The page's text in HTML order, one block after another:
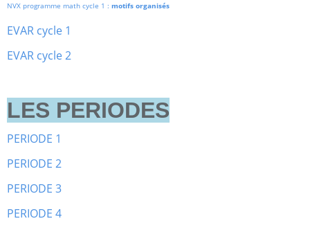
NVX programme math cycle 1 : motifs organisés
EVAR cycle 1
EVAR cycle 2
LES PERIODES
PERIODE 1
PERIODE 2
PERIODE 3
PERIODE 4